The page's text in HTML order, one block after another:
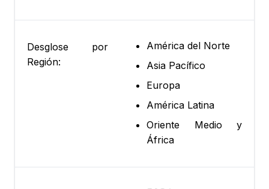
Desglose por
Región:
América del Norte
Asia Pacífico
Europa
América Latina
Oriente Medio y
África